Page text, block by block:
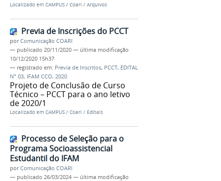
Localizado em CAMPUS / Coari / Arquivos
Previa de Inscrições do PCCT
porComunicação COARI
— publicado 20/11/2020 — última modificação
10/12/2020 15h37
— registrado em: Previa de Inscritos, PCCT, EDITAL
N° 03, IFAM CCO, 2020
Projeto de Conclusão de Curso
Técnico – PCCT para o ano letivo
de 2020/1
Localizado em CAMPUS / Coari / Editais
Processo de Seleção para o
Programa Socioassistencial
Estudantil do IFAM
porComunicação COARI
— publicado 26/03/2024 — última modificação